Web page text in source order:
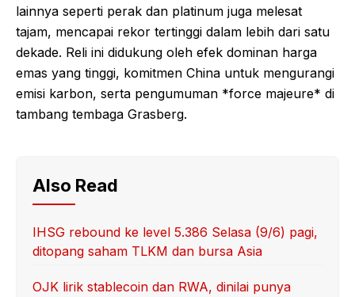
lainnya seperti perak dan platinum juga melesat
tajam, mencapai rekor tertinggi dalam lebih dari satu
dekade. Reli ini didukung oleh efek dominan harga
emas yang tinggi, komitmen China untuk mengurangi
emisi karbon, serta pengumuman *force majeure* di
tambang tembaga Grasberg.
Also Read
IHSG rebound ke level 5.386 Selasa (9/6) pagi,
ditopang saham TLKM dan bursa Asia
OJK lirik stablecoin dan RWA, dinilai punya